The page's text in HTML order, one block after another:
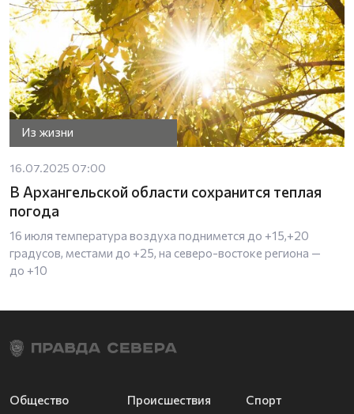
Из жизни
16.07.2025 07:00
В Архангельской области сохранится теплая
погода
16 июля температура воздуха поднимется до +15,+20
градусов, местами до +25, на северо-востоке региона —
до +10
Общество
Происшествия
Спорт